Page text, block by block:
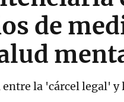
de
la 'cárcel legal'